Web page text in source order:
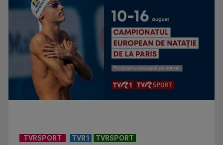
Universitatea de Vară, la Băile Tușnad | VIDEO
TVRSPORT TVR1 TVRSPORT